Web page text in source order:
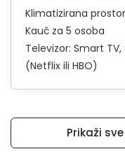
Klimatizirana
Kauč za 5 osoba
Televizor: Smart TV
(Netflix ili HBO)
Prikaži